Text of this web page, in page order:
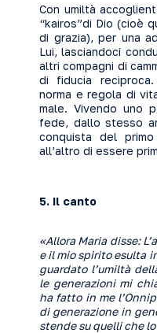
Con umiltà
“kairos”di Dio (cioè
di grazia), per una
Lui, lasciandoci
altri compagni di
di fiducia
norma e regola di
male. Vivendo uno
fede, dallo stesso
conquista del
all’altro di essere
5. Il canto
«Allora Maria disse:
e il mio spirito esulta
guardato l’umiltà
le generazioni mi
ha fatto in me
di generazione in
stende su quelli che